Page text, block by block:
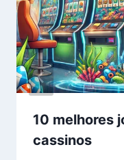
10 melhores
cassinos